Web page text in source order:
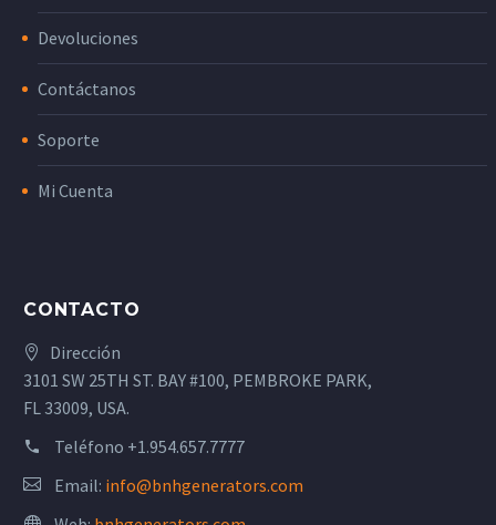
Devoluciones
Contáctanos
Soporte
Mi Cuenta
CONTACTO
Dirección
3101 SW 25TH ST. BAY #100, PEMBROKE PARK,
FL 33009, USA.
Teléfono +1.954.657.7777
Email: info@bnhgenerators.com